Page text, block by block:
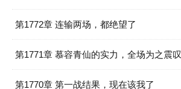
第1772章 连输两场，都绝望了
第1771章 慕容青仙的实力，全场为之震叹
第1770章 第一战结果，现在该我了